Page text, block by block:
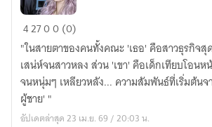
Perfect
Match:
พลิก
รัก
สลับ
ขั้ว
42700 (0)
"ในสายตาของคนทั้งคณะ 'เธอ' คือสาวธุรกิจ
เสน่ห์จนสาวหลง ส่วน 'เขา' คือเด็กเทียบโอน
จนหนุ่มๆ เหลียวหลัง... ความสัมพันธ์ที่เริ่มต้นจ
ผู้ชาย' "
อัปเดตล่าสุด 23 เม.ย. 69 / 20:03 น.